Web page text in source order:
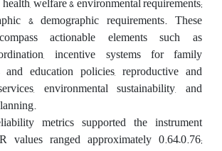
& demographic requirements. These
actionable elements such as
incentive systems for family
education policies, reproductive and
environmental sustainability, and
metrics supported the instrument
values ranged approximately 0.64–0.76;